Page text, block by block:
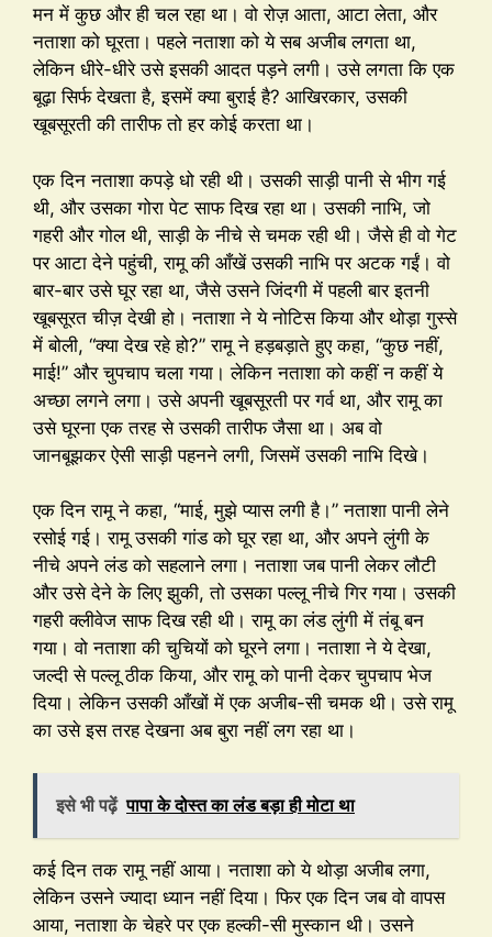
मन में कुछ और ही चल रहा था। वो रोज़ आता, आटा लेता, और
नताशा को घूरता। पहले नताशा को ये सब अजीब लगता था,
लेकिन धीरे-धीरे उसे इसकी आदत पड़ने लगी। उसे लगता कि एक
बूढ़ा सिर्फ देखता है, इसमें क्या बुराई है? आखिरकार, उसकी
खूबसूरती की तारीफ तो हर कोई करता था।
एक दिन नताशा कपड़े धो रही थी। उसकी साड़ी पानी से भीग गई
थी, और उसका गोरा पेट साफ दिख रहा था। उसकी नाभि, जो
गहरी और गोल थी, साड़ी के नीचे से चमक रही थी। जैसे ही वो गेट
पर आटा देने पहुंची, रामू की आँखें उसकी नाभि पर अटक गईं। वो
बार-बार उसे घूर रहा था, जैसे उसने जिंदगी में पहली बार इतनी
खूबसूरत चीज़ देखी हो। नताशा ने ये नोटिस किया और थोड़ा गुस्से
में बोली, “क्या देख रहे हो?” रामू ने हड़बड़ाते हुए कहा, “कुछ नहीं,
माई!” और चुपचाप चला गया। लेकिन नताशा को कहीं न कहीं ये
अच्छा लगने लगा। उसे अपनी खूबसूरती पर गर्व था, और रामू का
उसे घूरना एक तरह से उसकी तारीफ जैसा था। अब वो
जानबूझकर ऐसी साड़ी पहनने लगी, जिसमें उसकी नाभि दिखे।
एक दिन रामू ने कहा, “माई, मुझे प्यास लगी है।” नताशा पानी लेने
रसोई गई। रामू उसकी गांड को घूर रहा था, और अपने लुंगी के
नीचे अपने लंड को सहलाने लगा। नताशा जब पानी लेकर लौटी
और उसे देने के लिए झुकी, तो उसका पल्लू नीचे गिर गया। उसकी
गहरी क्लीवेज साफ दिख रही थी। रामू का लंड लुंगी में तंबू बन
गया। वो नताशा की चुचियों को घूरने लगा। नताशा ने ये देखा,
जल्दी से पल्लू ठीक किया, और रामू को पानी देकर चुपचाप भेज
दिया। लेकिन उसकी आँखों में एक अजीब-सी चमक थी। उसे रामू
का उसे इस तरह देखना अब बुरा नहीं लग रहा था।
इसे भी पढ़ें पापा के दोस्त का लंड बड़ा ही मोटा था
कई दिन तक रामू नहीं आया। नताशा को ये थोड़ा अजीब लगा,
लेकिन उसने ज्यादा ध्यान नहीं दिया। फिर एक दिन जब वो वापस
आया, नताशा के चेहरे पर एक हल्की-सी मुस्कान थी। उसने